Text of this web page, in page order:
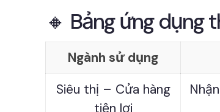
🔸 Bảng ứng dụng
Ngành sử dụng
Siêu thị – Cửa hàng
tiện lợi